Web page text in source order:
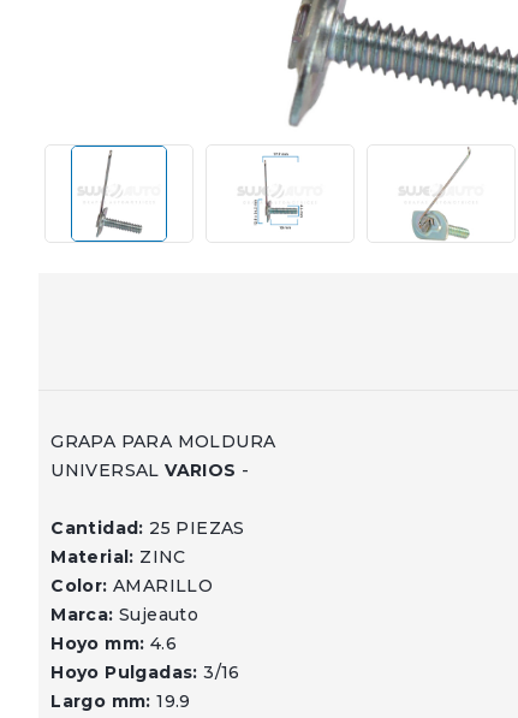
GRAPA PARA MOLDURA
UNIVERSAL VARIOS -
Cantidad: 25 PIEZAS
Material: ZINC
Color: AMARILLO
Marca: Sujeauto
Hoyo mm: 4.6
Hoyo Pulgadas:3/16
Largo mm:19.9